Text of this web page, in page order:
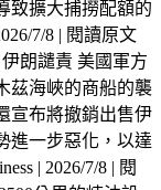
致擴大捕撈配額的
7/8 | 閱讀原文
朗譴責 美國軍方
茲海峽的商船的襲
宣布將撤銷出售伊
進一步惡化，以達
| 2026/7/8 | 閱